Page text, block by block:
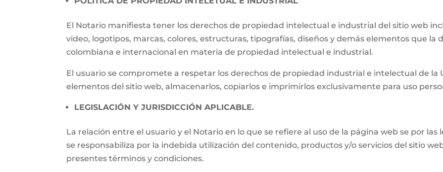
El Notario manifiesta tener los derechos de propiedad intelectual e industrial del sitio web
video, logotipos, marcas, colores, estructuras, tipografías, diseños y demás elementos que
colombiana e internacional en materia de propiedad intelectual e industrial.
El usuario se compromete a respetar los derechos de propiedad industrial e intelectual de la
elementos del sitio web, almacenarlos, copiarlos e imprimirlos exclusivamente para uso
LEGISLACIÓN Y JURISDICCIÓN APLICABLE.
La relación entre el usuario y el Notario en lo que se refiere al uso de la página web se por las
se responsabiliza por la indebida utilización del contenido, productos y/o servicios del sitio
presentes términos y condiciones.